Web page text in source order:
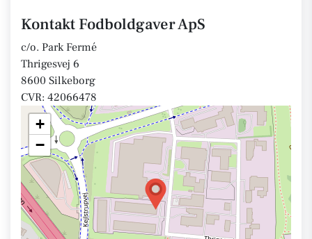
Kontakt Fodboldgaver ApS
c/o. Park Fermé
Thrigesvej 6
8600 Silkeborg
CVR: 42066478
+
−